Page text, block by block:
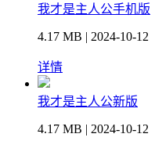
我才是主人公手机版
4.17 MB | 2024-10-12
详情
我才是主人公新版
4.17 MB | 2024-10-12